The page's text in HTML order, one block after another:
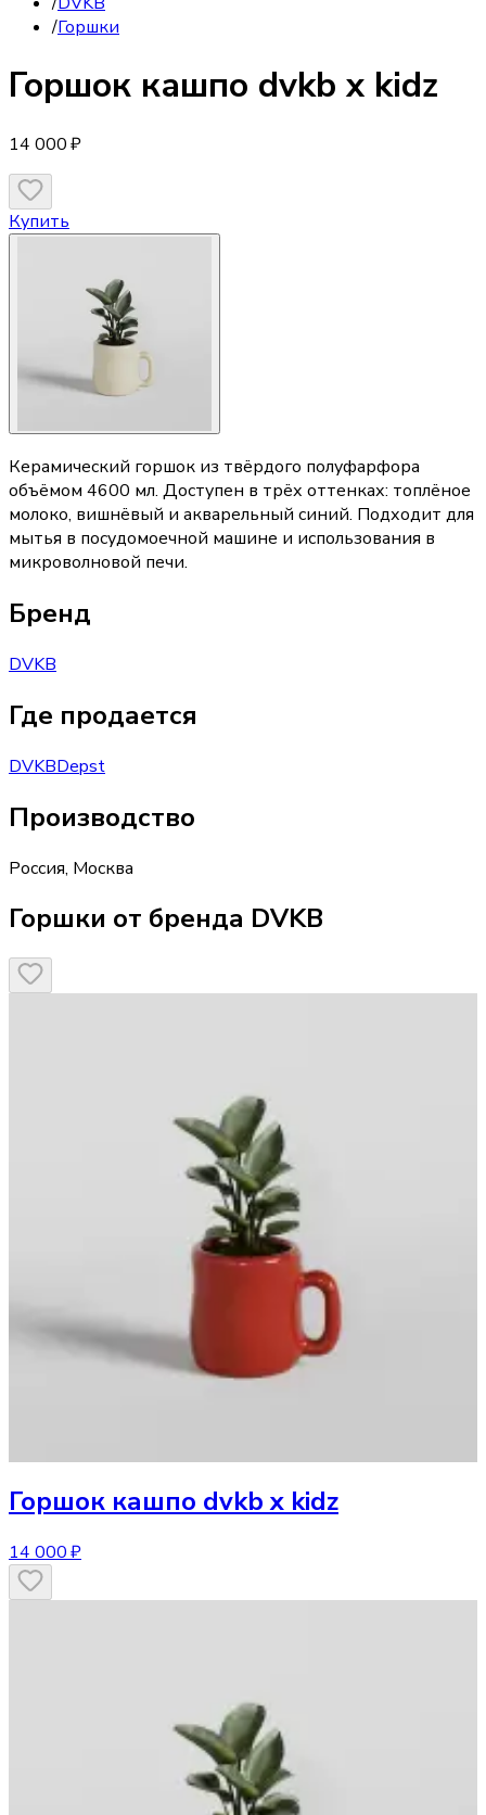
/Горшки
Горшок кашпо dvkb x kidz
14 000 ₽
Купить
Керамический горшок из твёрдого полуфарфора
объёмом 4600 мл. Доступен в трёх оттенках: топлёное
молоко, вишнёвый и акварельный синий. Подходит для
мытья в посудомоечной машине и использования в
микроволновой печи.
Бренд
DVKB
Где продается
DVKBDepst
Производство
Россия, Москва
Горшки от бренда DVKB
Горшок кашпо dvkb x kidz
14 000 ₽